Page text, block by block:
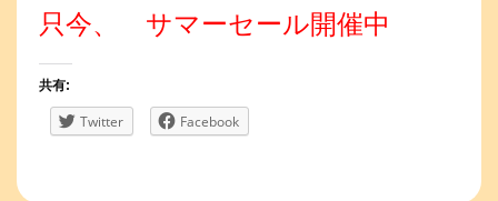
只今、 サマーセール開催中
共有:
Twitter Facebook